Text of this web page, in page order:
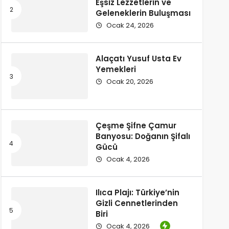
Eşsiz Lezzetlerin ve
Geleneklerin Buluşması
Ocak 24, 2026
Alaçatı Yusuf Usta Ev
Yemekleri
Ocak 20, 2026
Çeşme Şifne Çamur
Banyosu: Doğanın Şifalı
Gücü
Ocak 4, 2026
Ilıca Plajı: Türkiye’nin
Gizli Cennetlerinden
Biri
Ocak 4, 2026